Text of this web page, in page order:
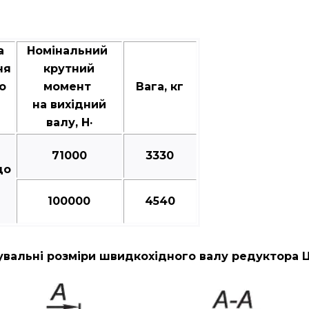
Номінальний
крутний
момент
на вихідний
валу, Н·
Вага, кг
71000 3330
100000 4540
розміри швидкохідного валу редуктора